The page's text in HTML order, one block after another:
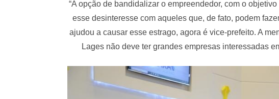
“A opção de bandidalizar o empreendedor, com o
esse desinteresse com aqueles que, de fato, podem
ajudou a causar esse estrago, agora é vice-prefeito. A
Lages não deve ter grandes empresas interessadas